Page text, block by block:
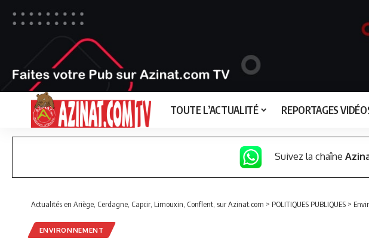
TOUTE L’ACTUALITÉ REPORTAGES
Suivez la chaîne
Actualités en Ariège, Cerdagne, Capcir, Limouxin, Conflent, sur Azinat.com > POLITIQUES PUBLIQUES >
ENVIRONNEMENT